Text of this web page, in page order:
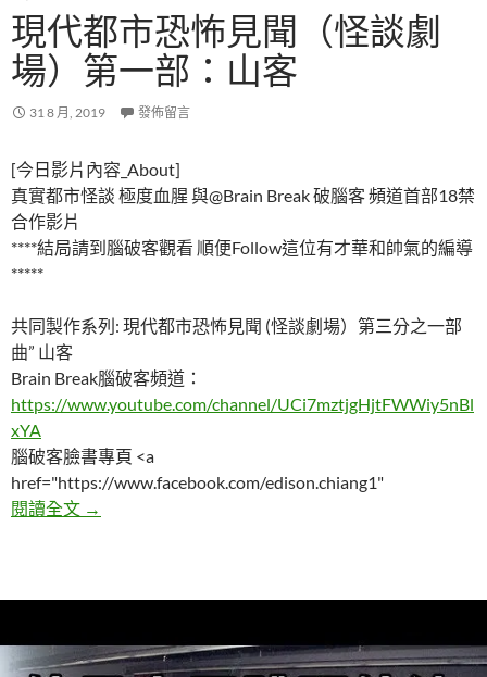
現代都市恐怖見聞（怪談劇
場）第一部：山客
31 8 月, 2019 發佈留言
[今日影片內容_About]
真實都市怪談 極度血腥 與@Brain Break 破腦客 頻道首部18禁
合作影片
****結局請到腦破客觀看 順便Follow這位有才華和帥氣的編導
*****
共同製作系列: 現代都市恐怖見聞 (怪談劇場）第三分之一部
曲” 山客
Brain Break腦破客頻道：
https://www.youtube.com/channel/UCi7mztjgHjtFWWiy5nBl
xYA
腦破客臉書專頁 <a
href="https://www.facebook.com/edison.chiang1"
閱讀全文 現代都市恐怖見聞（怪談劇場）第一部：山客
→